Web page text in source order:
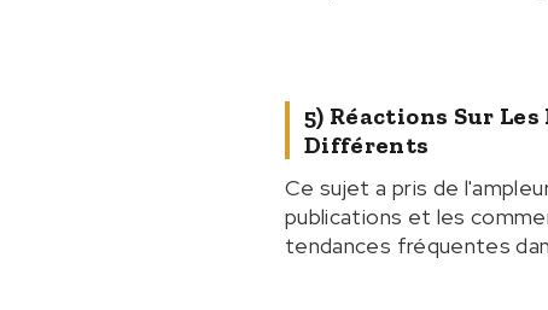
5) Réactions Sur
Différents
Ce sujet a pris de
publications et les
tendances fréquentes